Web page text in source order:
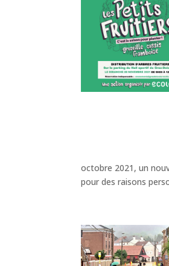
octobre 2021, un
pour des raisons